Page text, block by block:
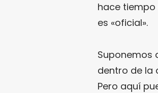
hace tiempo
es «oficial».
Suponemos
dentro de la
Pero aquí